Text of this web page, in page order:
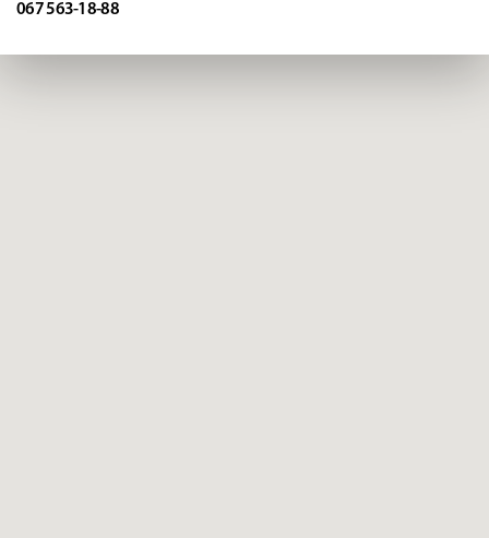
067 563-18-88